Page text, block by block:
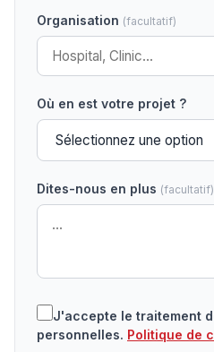
Organisation (facultatif)
Où en est votre projet ?
Dites-nous en plus (facultatif)
J'accepte le traitement
personnelles. Politique de